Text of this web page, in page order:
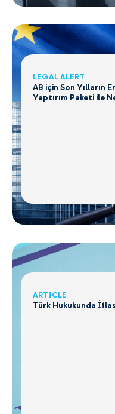
LEGAL ALERT
AB için Son Yılların
Yaptırım Paketi ile
ARTICLE
Türk Hukukunda